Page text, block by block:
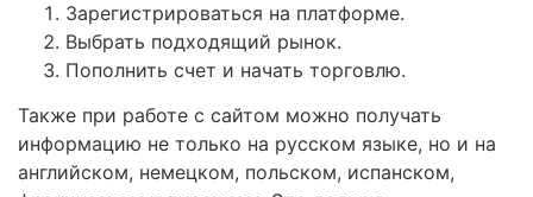
Зарегистрироваться на платформе.
Выбрать подходящий рынок.
Пополнить счет и начать торговлю.
Также при работе с сайтом можно получать
информацию не только на русском языке, но и на
английском, немецком, польском, испанском,